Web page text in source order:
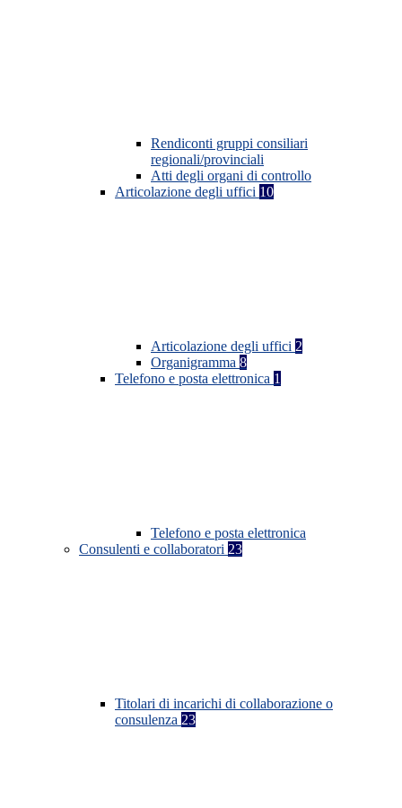
Rendiconti gruppi consiliari
regionali/provinciali
Atti degli organi di controllo
Articolazione degli uffici 10
Articolazione degli uffici 2
Organigramma 8
Telefono e posta elettronica 1
Telefono e posta elettronica
Consulenti e collaboratori 23
Titolari di incarichi di collaborazione o
consulenza 23